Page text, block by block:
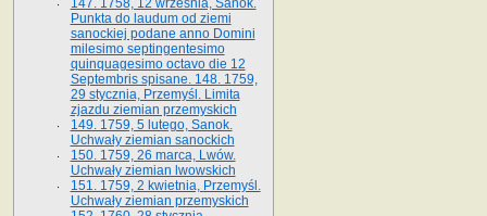
147. 1758, 12 września, Sanok.
Punkta do laudum od ziemi
sanockiej podane anno Domini
milesimo septingentesimo
quinquagesimo octavo die 12
Septembris spisane. 148. 1759,
29 stycznia, Przemyśl. Limita
zjazdu ziemian przemyskich
149. 1759, 5 lutego, Sanok.
Uchwały ziemian sanockich
150. 1759, 26 marca, Lwów.
Uchwały ziemian lwowskich
151. 1759, 2 kwietnia, Przemyśl.
Uchwały ziemian przemyskich